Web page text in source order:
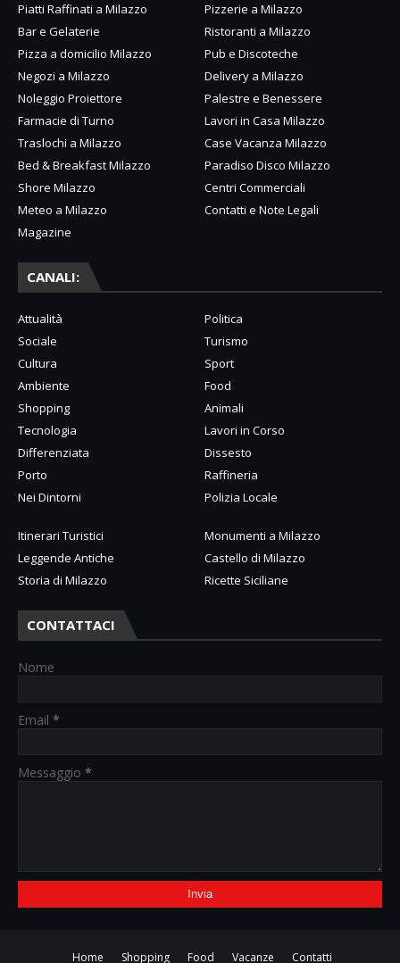
Piatti Raffinati a Milazzo
Pizzerie a Milazzo
Bar e Gelaterie
Ristoranti a Milazzo
Pizza a domicilio Milazzo
Pub e Discoteche
Negozi a Milazzo
Delivery a Milazzo
Noleggio Proiettore
Palestre e Benessere
Farmacie di Turno
Lavori in Casa Milazzo
Traslochi a Milazzo
Case Vacanza Milazzo
Bed & Breakfast Milazzo
Paradiso Disco Milazzo
Shore Milazzo
Centri Commerciali
Meteo a Milazzo
Contatti e Note Legali
Magazine
CANALI:
Attualità
Politica
Sociale
Turismo
Cultura
Sport
Ambiente
Food
Shopping
Animali
Tecnologia
Lavori in Corso
Differenziata
Dissesto
Porto
Raffineria
Nei Dintorni
Polizia Locale
Itinerari Turistici
Monumenti a Milazzo
Leggende Antiche
Castello di Milazzo
Storia di Milazzo
Ricette Siciliane
CONTATTACI
Nome
Email *
Messaggio *
Home Shopping Food Vacanze Contatti